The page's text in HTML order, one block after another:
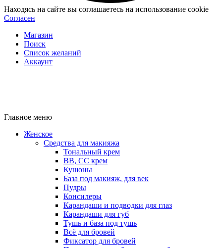
Находясь на сайте вы соглашаетесь на использование cookie
Согласен
Магазин
Поиск
Список желаний
Аккаунт
Главное меню
Женское
Средства для макияжа
Тональный крем
BB, CC крем
Кушоны
База под макияж, для век
Пудры
Консилеры
Карандаши и подводки для глаз
Карандаши для губ
Тушь и база под тушь
Всё для бровей
Фиксатор для бровей